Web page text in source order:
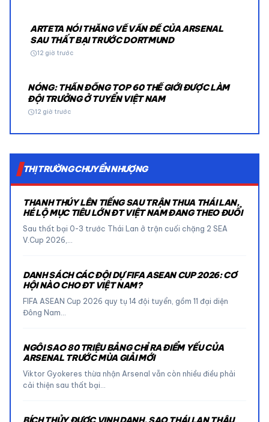
ARTETA NÓI THẲNG VỀ VẤN ĐỀ CỦA ARSENAL
SAU THẤT BẠI TRƯỚC DORTMUND
schedule12 giờ trước
NÓNG: THẦN ĐỒNG TOP 60 THẾ GIỚI ĐƯỢC LÀM
ĐỘI TRƯỞNG Ở TUYỂN VIỆT NAM
schedule12 giờ trước
THỊ TRƯỜNG CHUYỂN NHƯỢNG
THANH THÚY LÊN TIẾNG SAU TRẬN THUA THÁI LAN,
HÉ LỘ MỤC TIÊU LỚN ĐT VIỆT NAM ĐANG THEO ĐUỔI
Sau thất bại 0-3 trước Thái Lan ở trận cuối chặng 2 SEA
V.Cup 2026,…
DANH SÁCH CÁC ĐỘI DỰ FIFA ASEAN CUP 2026: CƠ
HỘI NÀO CHO ĐT VIỆT NAM?
FIFA ASEAN Cup 2026 quy tụ 14 đội tuyển, gồm 11 đại diện
Đông Nam…
NGÔI SAO 80 TRIỆU BẢNG CHỈ RA ĐIỂM YẾU CỦA
ARSENAL TRƯỚC MÙA GIẢI MỚI
Viktor Gyokeres thừa nhận Arsenal vẫn còn nhiều điều phải
cải thiện sau thất bại…